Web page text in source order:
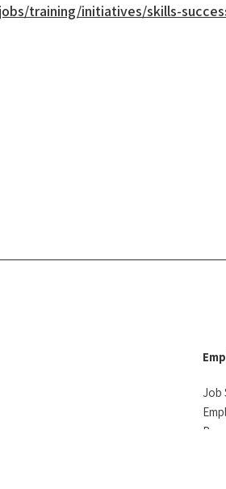
training/initiatives/skills-
Job